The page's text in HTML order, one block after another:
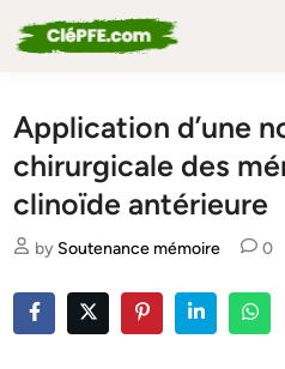
to
Application d’une
chirurgicale des
clinoïde antérieure
by Soutenance mémoire 0